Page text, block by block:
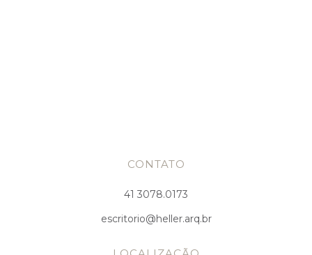
CONTATO
41 3078.0173
escritorio@heller.arq.br